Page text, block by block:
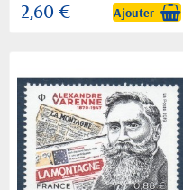
2,60 € Ajouter